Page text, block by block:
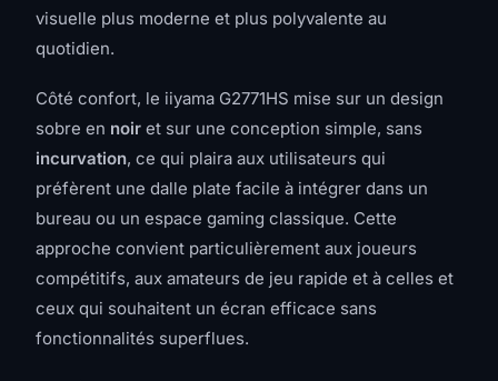
visuelle plus moderne et plus polyvalente au
quotidien.
Côté confort, le iiyama G2771HS mise sur un design
sobre en noir et sur une conception simple, sans
incurvation, ce qui plaira aux utilisateurs qui
préfèrent une dalle plate facile à intégrer dans un
bureau ou un espace gaming classique. Cette
approche convient particulièrement aux joueurs
compétitifs, aux amateurs de jeu rapide et à celles et
ceux qui souhaitent un écran efficace sans
fonctionnalités superflues.